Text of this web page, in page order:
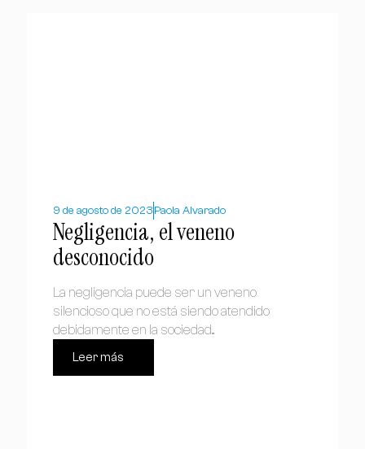
9 de agosto de 2023 Paola Alvarado
Negligencia, el veneno
desconocido
La negligencia puede ser un veneno
silencioso que no está siendo atendido
debidamente en la sociedad...
Leer más